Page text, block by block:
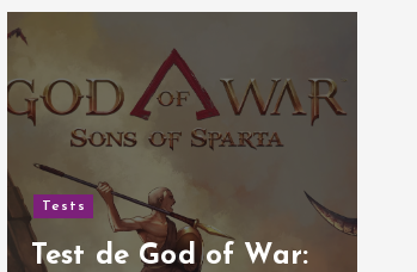
Tests
Test de God of War: